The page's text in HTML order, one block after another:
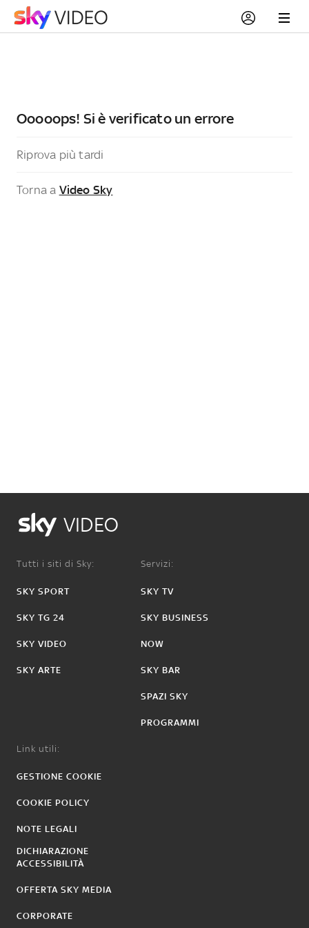
Ooooops! Si è verificato un errore
Riprova più tardi
Torna a Video Sky
VIDEO
Tutti i siti di Sky:
SKY SPORT
SKY TG 24
SKY VIDEO
SKY ARTE
Servizi:
SKY TV
SKY BUSINESS
NOW
SKY BAR
SPAZI SKY
PROGRAMMI
Link utili:
GESTIONE COOKIE
COOKIE POLICY
NOTE LEGALI
DICHIARAZIONE
ACCESSIBILITÀ
OFFERTA SKY MEDIA
CORPORATE